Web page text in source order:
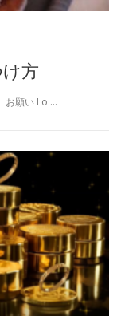
方
お願い Lo …